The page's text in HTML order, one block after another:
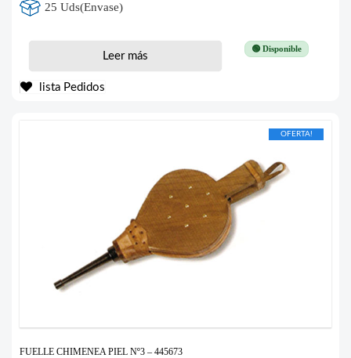
25 Uds(Envase)
🟢 Disponible
Leer más
lista Pedidos
OFERTA!
FUELLE CHIMENEA PIEL Nº3 – 445673